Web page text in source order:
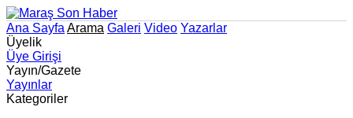
Ana Sayfa Arama Galeri Video Yazarlar
Üyelik
Üye Girişi
Yayın/Gazete
Yayınlar
Kategoriler